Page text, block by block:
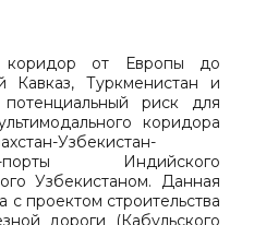
коридор от Европы до
Туркменистан и
риск для
коридора
Узбекистан-
порты Индийского
Узбекистаном. Данная
с проектом строительства
дороги (Кабульского